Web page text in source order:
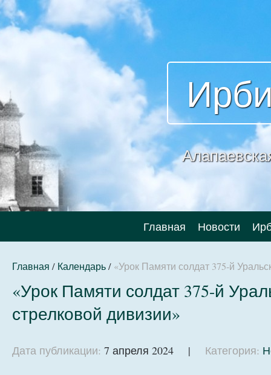
Главная Новости
Главная / Календарь/ «Урок Памяти солдат 375-й
«Урок Памяти солдат 375-й
стрелковой дивизии»
Дата публикации: 7 апреля 2024 | Категория: